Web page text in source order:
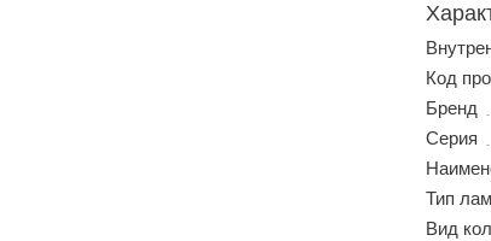
Код
Бренд
Серия
Тип
Вид